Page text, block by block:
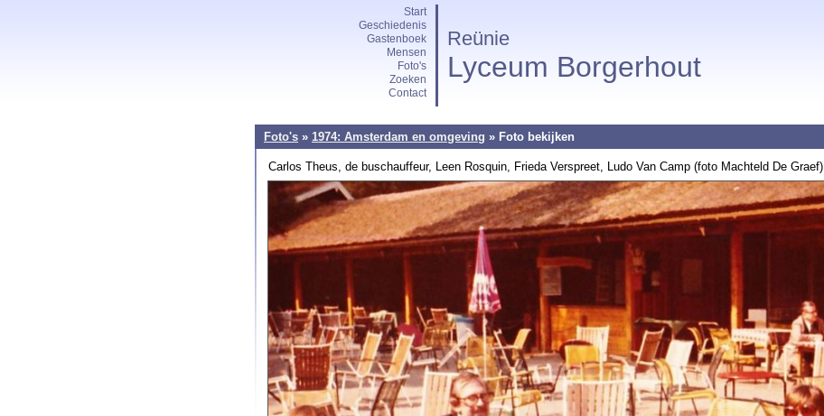
Reünie
Lyceum Borgerhout
Start
Geschiedenis
Gastenboek
Mensen
Foto's
Zoeken
Contact
Foto's » 1974: Amsterdam en omgeving » Foto bekijken
Carlos Theus, de buschauffeur, Leen Rosquin, Frieda Verspreet, Ludo Van Camp (foto Machteld De Graef)